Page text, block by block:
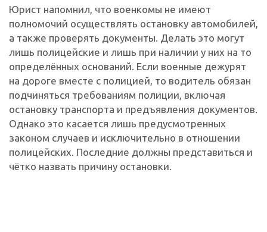
Юрист напомнил, что военкомы не имеют
полномочий осуществлять остановку автомобилей,
а также проверять документы. Делать это могут
лишь полицейские и лишь при наличии у них на то
определённых оснований. Если военные дежурят
на дороге вместе с полицией, то водитель обязан
подчиняться требованиям полиции, включая
остановку транспорта и предъявления документов.
Однако это касается лишь предусмотренных
законом случаев и исключительно в отношении
полицейских. Последние должны представиться и
чётко назвать причину остановки.